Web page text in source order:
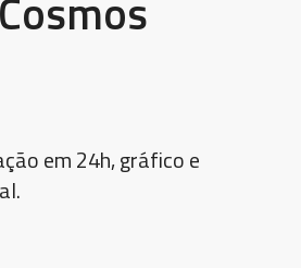
em 24h, gráfico e